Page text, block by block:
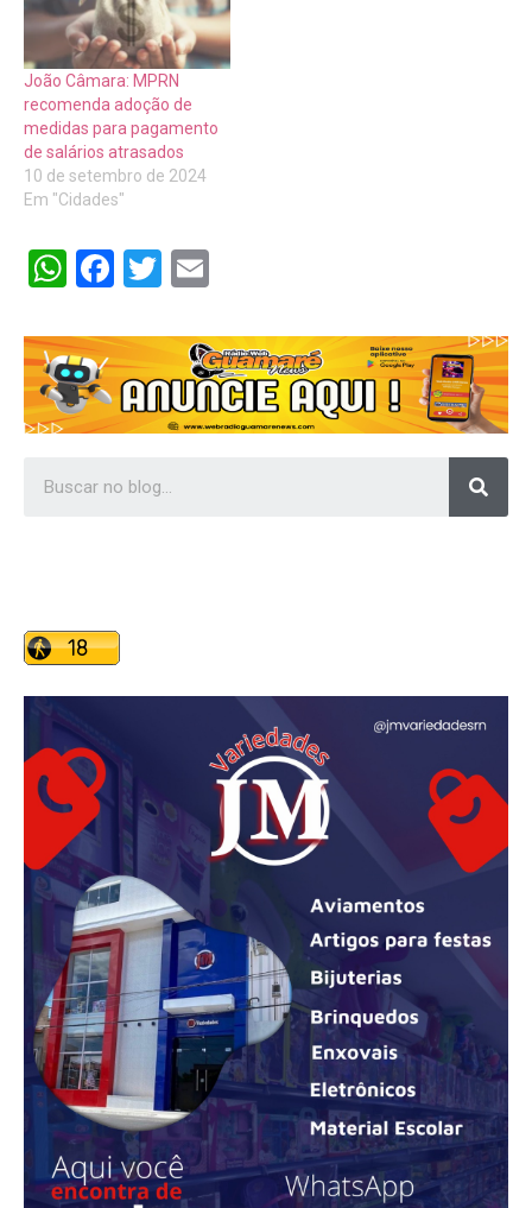
João Câmara: MPRN
recomenda adoção de
medidas para pagamento
de salários atrasados
10 de setembro de 2024
Em "Cidades"
WhatsApp
Facebook
Twitter